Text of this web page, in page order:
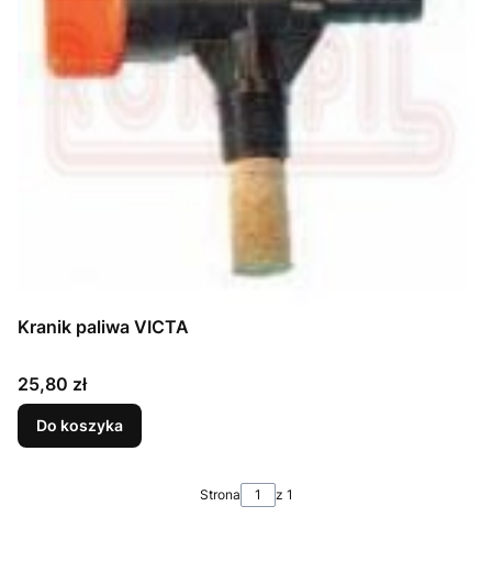
Kranik paliwa VICTA
Cena
25,80 zł
Do koszyka
Strona z 1